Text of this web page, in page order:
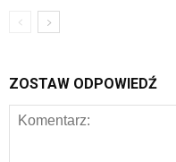
ZOSTAW ODPOWIEDŹ